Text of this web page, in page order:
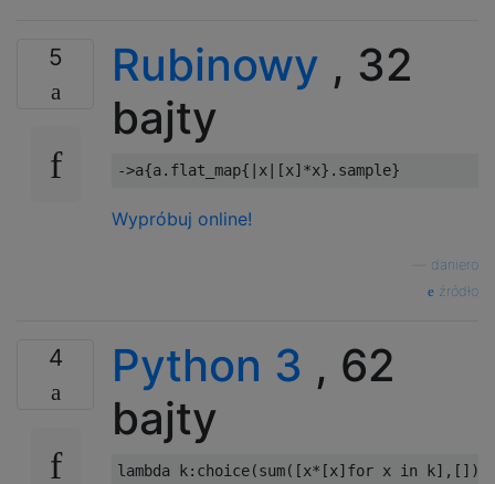
5 Rubinowy , 32
bajty
->a{a. flat_map{| x |[x]*x}. sample}
Wypróbuj online!
daniero
źródło
4 Python 3 , 62
bajty
lambda k: choice(sum([x*[x] for x in k],[]))